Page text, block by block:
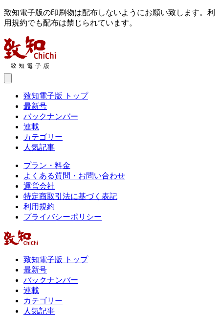
致知電子版の印刷物は配布しないようにお願い致します。利
用規約でも配布は禁じられています。
致知電子版 トップ
最新号
バックナンバー
連載
カテゴリー
人気記事
プラン・料金
よくある質問・お問い合わせ
運営会社
特定商取引法に基づく表記
利用規約
プライバシーポリシー
致知電子版 トップ
最新号
バックナンバー
連載
カテゴリー
人気記事